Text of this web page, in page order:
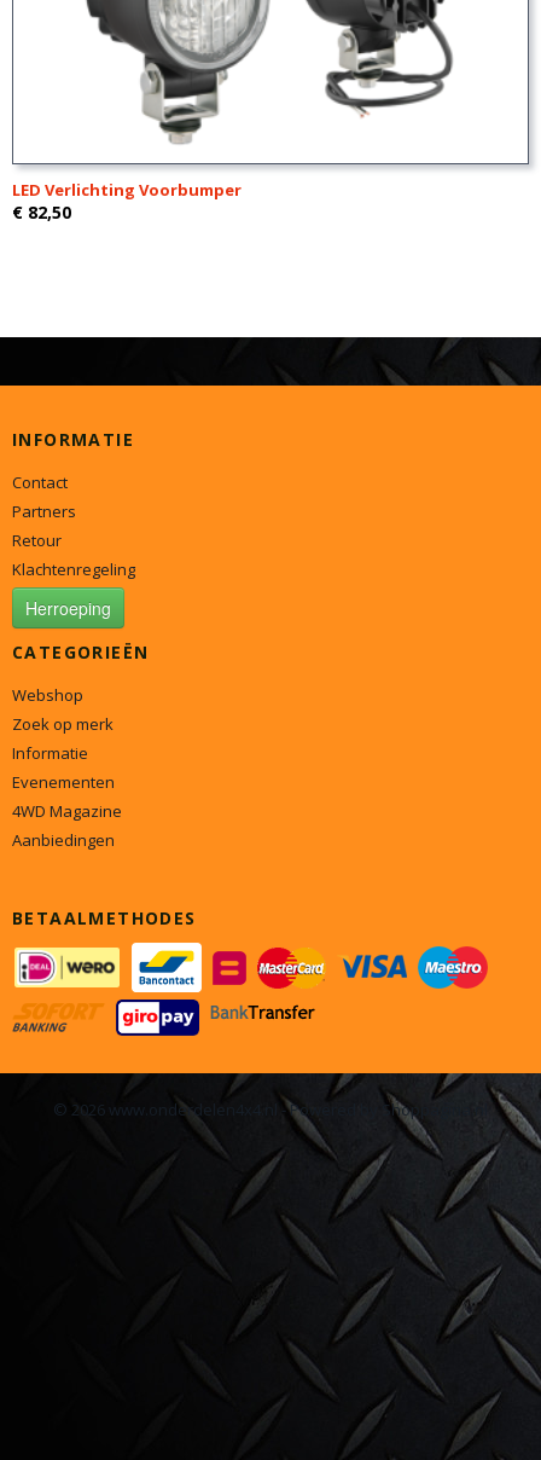
LED Verlichting Voorbumper
€ 82,50
INFORMATIE
Contact
Partners
Retour
Klachtenregeling
Herroeping
CATEGORIEËN
Webshop
Zoek op merk
Informatie
Evenementen
4WD Magazine
Aanbiedingen
BETAALMETHODES
© 2026 www.onderdelen4x4.nl - Powered by Shoppagina.nl